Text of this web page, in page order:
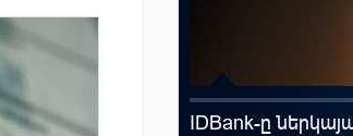
ընդլայնում են
IDBank-ը